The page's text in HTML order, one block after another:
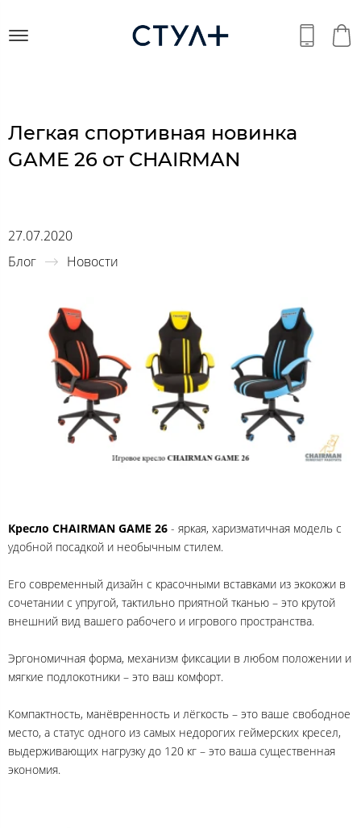
Легкая спортивная новинка
GAME 26 от CHAIRMAN
27.07.2020
Блог
Новости
Кресло CHAIRMAN GAME 26 - яркая, харизматичная модель с
удобной посадкой и необычным стилем.
Его современный дизайн с красочными вставками из экокожи в
сочетании с упругой, тактильно приятной тканью – это крутой
внешний вид вашего рабочего и игрового пространства.
Эргономичная форма, механизм фиксации в любом положении и
мягкие подлокотники – это ваш комфорт.
Компактность, манёвренность и лёгкость – это ваше свободное
место, а статус одного из самых недорогих геймерских кресел,
выдерживающих нагрузку до 120 кг – это ваша существенная
экономия.